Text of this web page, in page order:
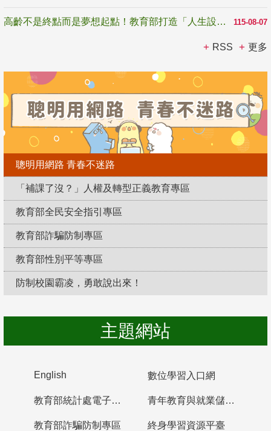
115-08-07
高齡不是終點而是夢想起點！教育部打造「人生設計夢工場」 參展第3屆高齡健康產業博覽會
RSS 更多
聰明用網路 青春不迷路
「補課了沒？」人權及轉型正義教育專區
教育部全民安全指引專區
教育部詐騙防制專區
教育部性別平等專區
防制校園霸凌，勇敢說出來！
主題網站
English 數位學習入口網
教育部統計處電子書櫃 青年教育與就業儲蓄帳戶
教育部詐騙防制專區 終身學習資源平臺